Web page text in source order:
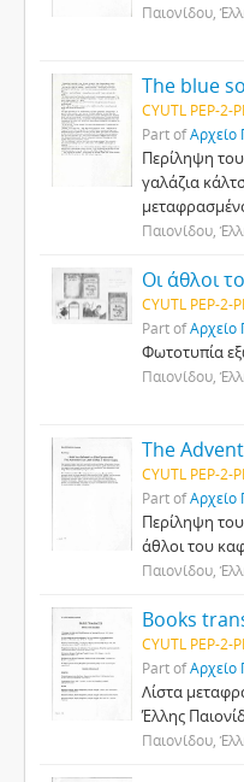
Παιονίδου,
The blue
CYUTL PEP-2-
Part ofΑρχείο
Περίληψη
γαλάζια
Παιονίδου,
CYUTL PEP-2-
Part ofΑρχείο
Φωτοτυπία
Παιονίδου,
CYUTL PEP-2-
Part ofΑρχείο
Περίληψη
άθλοι του
Παιονίδου,
Books
CYUTL PEP-2-
Part ofΑρχείο
Λίστα
Έλλης
Παιονίδου,